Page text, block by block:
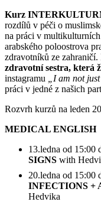
Kurz
rozdílů v péči o
na práci v
arabského poloostrova
zdravotníků ze
zdravotní sestra, která
instagramu „I am not
práci v jedné z našich
Rozvrh kurzů na leden
MEDICAL ENGLISH
13.ledna od 15:00
SIGNS with
20.ledna od 15:00
INFECTIONS +
Hedvika